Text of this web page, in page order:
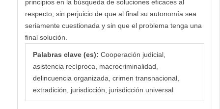
principios en la bùsqueda de soluciones eficaces al
respecto, sin perjuicio de que al final su autonomía sea
seriamente cuestionada y sin que el problema tenga una
final solución.
Palabras clave (es): Cooperación judicial,
asistencia recìproca, macrocriminalidad,
delincuencia organizada, crimen transnacional,
extradición, jurisdicción, jurisdicción universal